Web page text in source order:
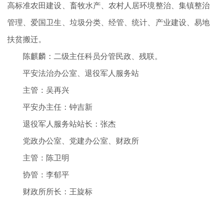
高标准农田建设、畜牧水产、农村人居环境整治、集镇整治
管理、爱国卫生、垃圾分类、经管、统计、产业建设、易地
扶贫搬迁。
陈麒麟：二级主任科员分管民政、残联。
平安法治办公室、退役军人服务站
主管：吴再兴
平安办主任：钟吉新
退役军人服务站站长：张杰
党政办公室、党建办公室、财政所
主管：陈卫明
协管：李郁平
财政所所长：王旋标